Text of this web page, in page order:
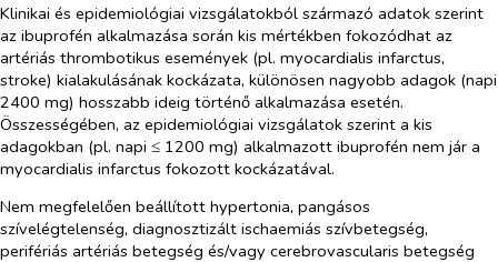
Klinikai és epidemiológiai vizsgálatokból származó adatok szerint
az ibuprofén alkalmazása során kis mértékben fokozódhat az
artériás thrombotikus események (pl. myocardialis infarctus,
stroke) kialakulásának kockázata, különösen nagyobb adagok (napi
2400 mg) hosszabb ideig történő alkalmazása esetén.
Összességében, az epidemiológiai vizsgálatok szerint a kis
adagokban (pl. napi ≤ 1200 mg) alkalmazott ibuprofén nem jár a
myocardialis infarctus fokozott kockázatával.
Nem megfelelően beállított hypertonia, pangásos
szívelégtelenség, diagnosztizált ischaemiás szívbetegség,
perifériás artériás betegség és/vagy cerebrovascularis betegség